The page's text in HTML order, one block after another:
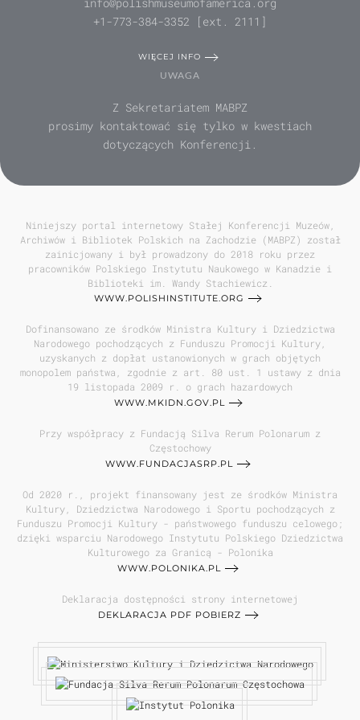
+1-773-384-3352 [ext. 2111]
WIĘCEJ INFO
UWAGA
Z Sekretariatem MABPZ
prosimy kontaktować się tylko w kwestiach
dotyczących Konferencji.
Niniejszy portal internetowy Stałej Konferencji Muzeów,
Archiwów i Bibliotek Polskich na Zachodzie (MABPZ) został
zainicjowany i był prowadzony do 2018 roku przez
pracowników Polskiego Instytutu Naukowego w Kanadzie i
Biblioteki im. Wandy Stachiewicz.
WWW.POLISHINSTITUTE.ORG
Dofinansowano ze środków Ministra Kultury i Dziedzictwa
Narodowego pochodzących z Funduszu Promocji Kultury,
uzyskanych z dopłat ustanowionych w grach objętych
monopolem państwa, zgodnie z art. 80 ust. 1 ustawy z dnia
19 listopada 2009 r. o grach hazardowych
WWW.MKIDN.GOV.PL
Przy współpracy z Fundacją Silva Rerum Polonarum z
Częstochowy
WWW.FUNDACJASRP.PL
Od 2020 r., projekt finansowany jest ze środków Ministra
Kultury, Dziedzictwa Narodowego i Sportu pochodzących z
Funduszu Promocji Kultury - państwowego funduszu celowego;
dzięki wsparciu Narodowego Instytutu Polskiego Dziedzictwa
Kulturowego za Granicą - Polonika
WWW.POLONIKA.PL
Deklaracja dostępności strony internetowej
DEKLARACJA PDF POBIERZ